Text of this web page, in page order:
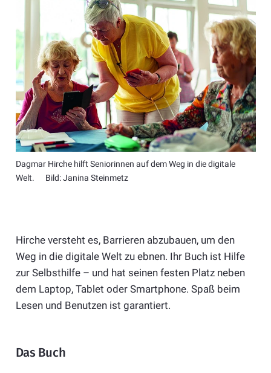
Dagmar Hirche hilft Seniorinnen auf dem Weg in die digitale
Welt. Bild: Janina Steinmetz
Hirche versteht es, Barrieren abzubauen, um den
Weg in die digitale Welt zu ebnen. Ihr Buch ist Hilfe
zur Selbsthilfe – und hat seinen festen Platz neben
dem Laptop, Tablet oder Smartphone. Spaß beim
Lesen und Benutzen ist garantiert.
Das Buch